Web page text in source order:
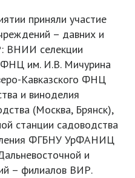
приняли участие
– давних и
ВНИИ селекции
ФНЦ им. И.В. Мичурина
Кавказского ФНЦ
и виноделия
(Москва, Брянск),
станции садоводства
ФГБНУ УрФАНИЦ
и
– филиалов ВИР.